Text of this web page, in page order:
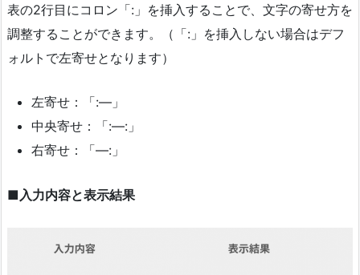
表の2行目にコロン「:」を挿入することで、文字の寄せ方を
調整することができます。（「:」を挿入しない場合はデフ
ォルトで左寄せとなります）
左寄せ：「:—」
中央寄せ：「:—:」
右寄せ：「—:」
■入力内容と表示結果